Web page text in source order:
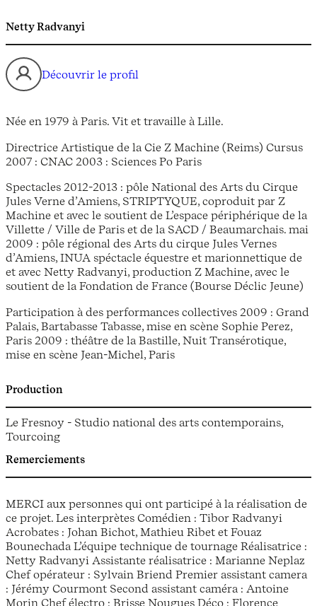
Netty Radvanyi
Découvrir le profil
Née en 1979 à Paris. Vit et travaille à Lille.
Directrice Artistique de la Cie Z Machine (Reims) Cursus
2007 : CNAC 2003 : Sciences Po Paris
Spectacles 2012-2013 : pôle National des Arts du Cirque
Jules Verne d’Amiens, STRIPTYQUE, coproduit par Z
Machine et avec le soutient de L’espace périphérique de la
Villette / Ville de Paris et de la SACD / Beaumarchais. mai
2009 : pôle régional des Arts du cirque Jules Vernes
d’Amiens, INUA spéctacle équestre et marionnettique de
et avec Netty Radvanyi, production Z Machine, avec le
soutient de la Fondation de France (Bourse Déclic Jeune)
Participation à des performances collectives 2009 : Grand
Palais, Bartabasse Tabasse, mise en scène Sophie Perez,
Paris 2009 : théâtre de la Bastille, Nuit Transérotique,
mise en scène Jean-Michel, Paris
Production
Le Fresnoy - Studio national des arts contemporains,
Tourcoing
Remerciements
MERCI aux personnes qui ont participé à la réalisation de
ce projet. Les interprètes Comédien : Tibor Radvanyi
Acrobates : Johan Bichot, Mathieu Ribet et Fouaz
Bounechada L’équipe technique de tournage Réalisatrice :
Netty Radvanyi Assistante réalisatrice : Marianne Neplaz
Chef opérateur : Sylvain Briend Premier assistant camera
: Jérémy Courmont Second assistant caméra : Antoine
Morin Chef électro : Brisse Nougues Déco : Florence